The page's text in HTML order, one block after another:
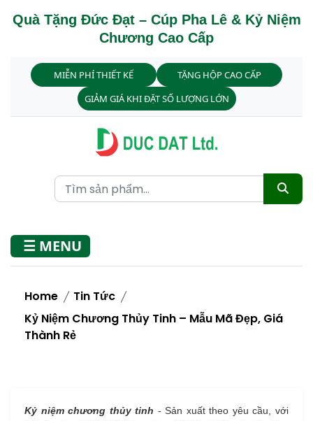
Quà Tặng Đức Đạt – Cúp Pha Lê & Kỷ Niệm
Chương Cao Cấp
MIỄN PHÍ THIẾT KẾ
TẶNG HỘP CAO CẤP
GIẢM GIÁ KHI ĐẶT SỐ LƯỢNG LỚN
☰ MENU
Home
Tin Tức
Kỷ Niệm Chương Thủy Tinh – Mẫu Mã Đẹp, Giá
Thành Rẻ
Kỷ niệm chương thủy tinh - Sản xuất theo yêu cầu, với